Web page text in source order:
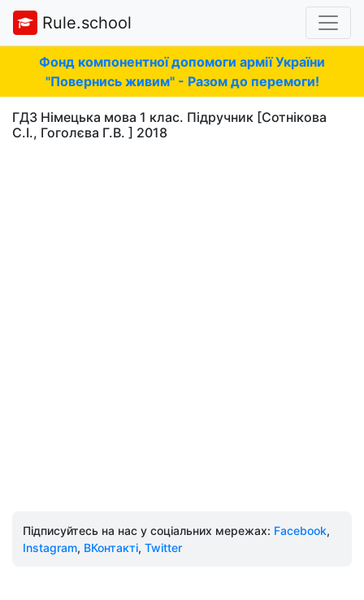
Rule.school
Фонд компонентної допомоги армії України
"Повернись живим" - Разом до перемоги!
ГДЗ Німецька мова 1 клас. Підручник [Сотнікова
С.І., Гоголєва Г.В. ] 2018
Підписуйтесь на нас у соціальних мережах: Facebook,
Instagram, ВКонтакті, Twitter